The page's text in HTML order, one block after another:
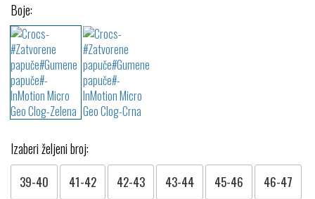
Boje:
Izaberi željeni broj:
39-40 41-42 42-43 43-44 45-46 46-47